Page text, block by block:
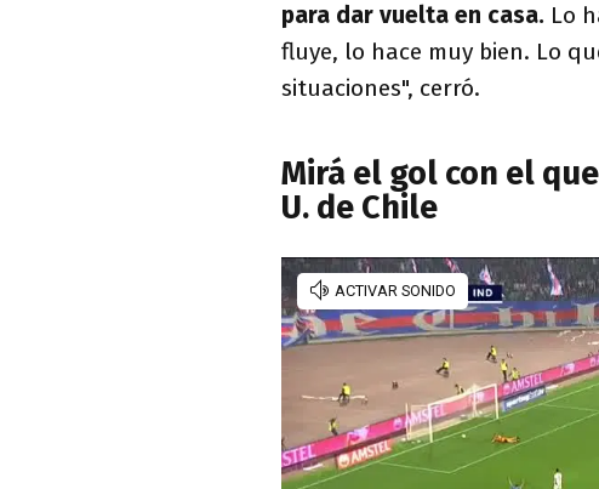
para dar vuelta en casa. Lo
fluye, lo hace muy bien. Lo
situaciones", cerró.
Mirá el gol con el
U. de Chile